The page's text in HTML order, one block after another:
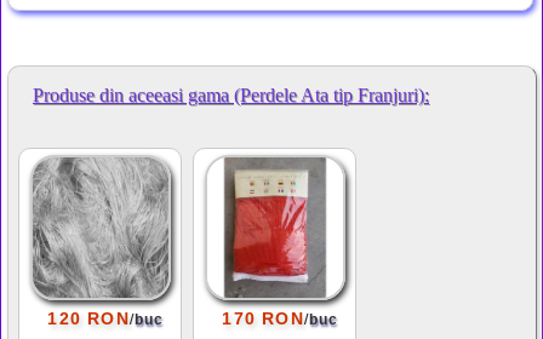
Produse din aceeasi gama (Perdele Ata tip Franjuri):
120 RON/buc 170 RON/buc